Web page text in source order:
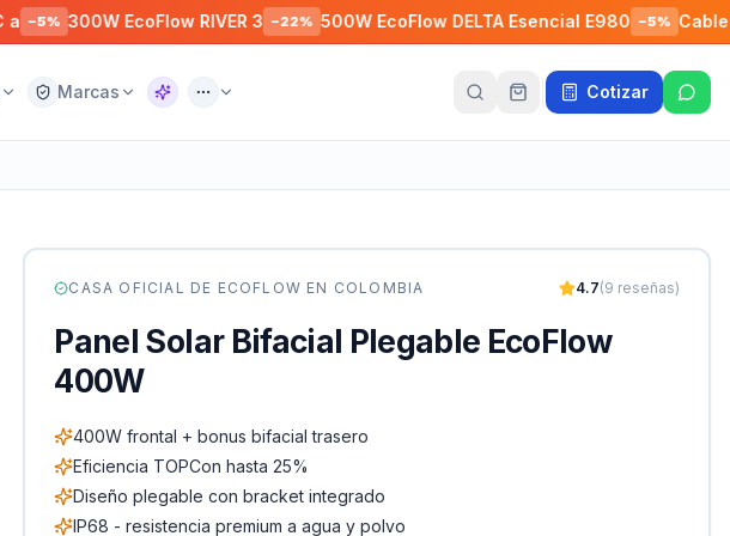
300W EcoFlow RIVER 3 − 22% 500W EcoFlow DELTA Esencial E980 − 5% Cable de
Marcas Asistente Cotizar
CASA OFICIAL DE ECOFLOW EN COLOMBIA 4.7(9 reseñas)
Panel Solar Bifacial Plegable EcoFlow
400W
400W frontal + bonus bifacial trasero
Eficiencia TOPCon hasta 25%
Diseño plegable con bracket integrado
IP68 - resistencia premium a agua y polvo